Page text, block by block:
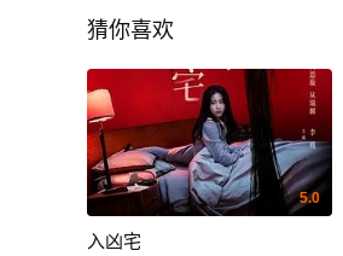
猜你喜欢
5.0
入凶宅